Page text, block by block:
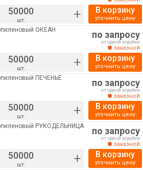
шт. + В корзину
уточнить цену
ОКЕАН
шт. +
по запросу
от одной коробки
заказной
В корзину
уточнить цену
ПЕЧЕНЬЕ
шт. +
по запросу
от одной коробки
заказной
В корзину
уточнить цену
РУКОДЕЛЬНИЦА
шт. +
по запросу
от одной коробки
заказной
В корзину
уточнить цену